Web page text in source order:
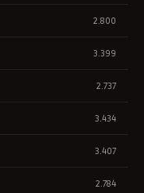
2.800
3.399
2.737
3.434
3.407
2.784